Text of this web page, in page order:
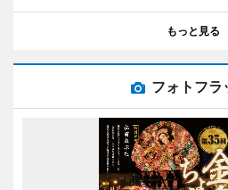
もっと見る
フォトフラ